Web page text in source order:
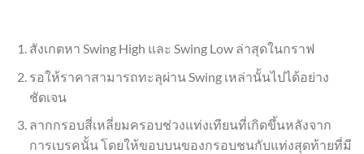
สังเกตหา Swing High และ Swing Low ล่าสุดในกราฟ
รอให้ราคาสามารถทะลุผ่าน Swing เหล่านั้นไปได้อย่าง
ชัดเจน
ลากกรอบสี่เหลี่ยมครอบช่วงแท่งเทียนที่เกิดขึ้นหลังจาก
การเบรคนั้น โดยให้ขอบบนของกรอบชนกับแท่งสุดท้ายที่มี